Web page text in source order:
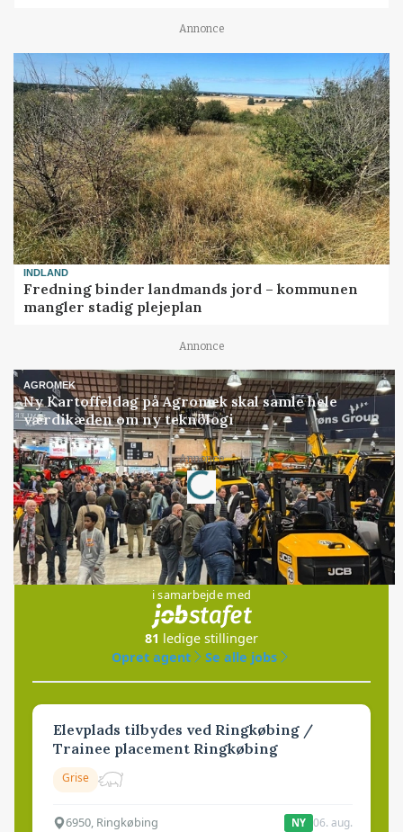
Annonce
INDLAND
Fredning binder landmands jord – kommunen
mangler stadig plejeplan
Annonce
AGROMEK
Ny Kartoffeldag på Agromek skal samle hele
værdikæden om ny teknologi
Annonce
Loading...
Jobs
i samarbejde med
81 ledige stillinger
Opret agent
Se alle jobs
Elevplads tilbydes ved Ringkøbing /
Trainee placement Ringkøbing
Grise
6950, Ringkøbing NY 06. aug.